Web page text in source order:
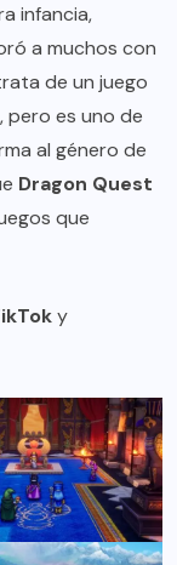
infancia,
a muchos con
de un juego
pero es uno de
al género de
Dragon Quest
que
y